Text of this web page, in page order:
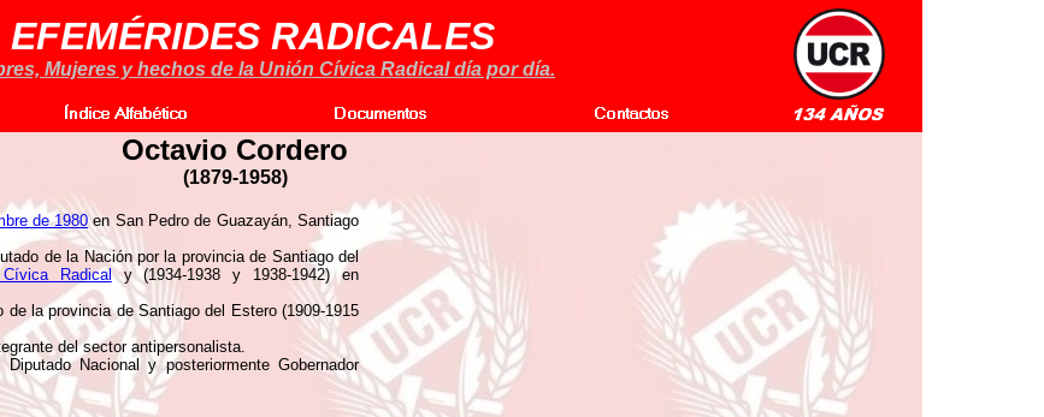
EFEMÉRIDES RADICALES
Mujeres y hechos de la Unión Cívica Radical día por día.
Octavio Cordero
(1879-1958)
de 1980en San Pedro de Guazayán, Santiago
de la Nación por la provincia de Santiago del
Radicaly (1934-1938 y 1938-1942) en
la provincia de Santiago del Estero (1909-1915
del sector antipersonalista.
Nacional y posteriormente Gobernador